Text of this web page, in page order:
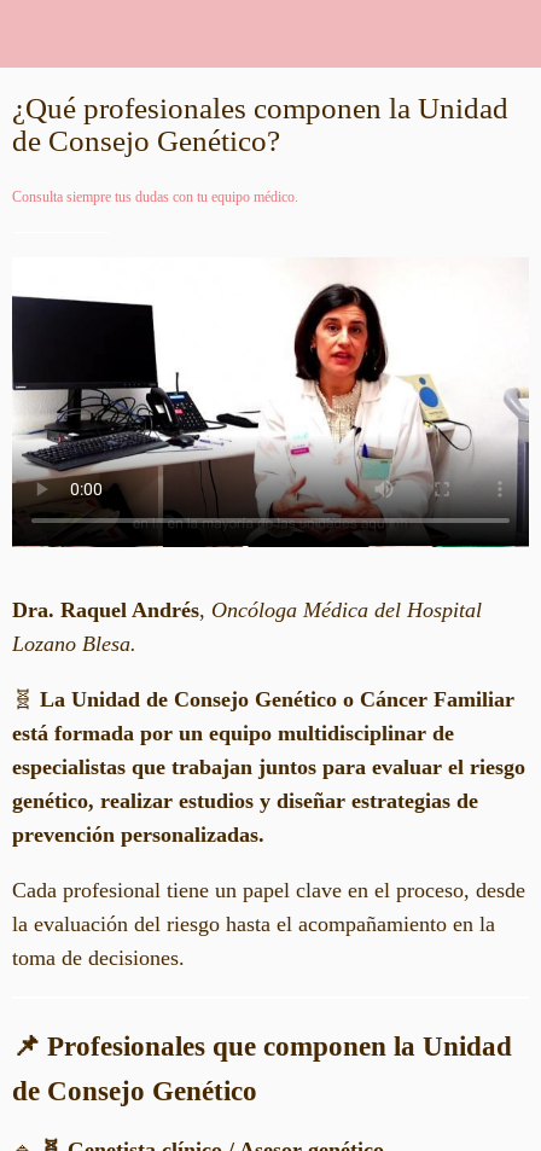
¿Qué profesionales componen la Unidad
de Consejo Genético?
Consulta siempre tus dudas con tu equipo médico.
Dra. Raquel Andrés, Oncóloga Médica del Hospital
Lozano Blesa.
🧬 La Unidad de Consejo Genético o Cáncer Familiar
está formada por un equipo multidisciplinar de
especialistas que trabajan juntos para evaluar el riesgo
genético, realizar estudios y diseñar estrategias de
prevención personalizadas.
Cada profesional tiene un papel clave en el proceso, desde
la evaluación del riesgo hasta el acompañamiento en la
toma de decisiones.
📌 Profesionales que componen la Unidad
de Consejo Genético